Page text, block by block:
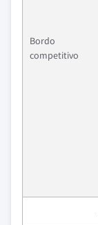
Bordo
competitivo